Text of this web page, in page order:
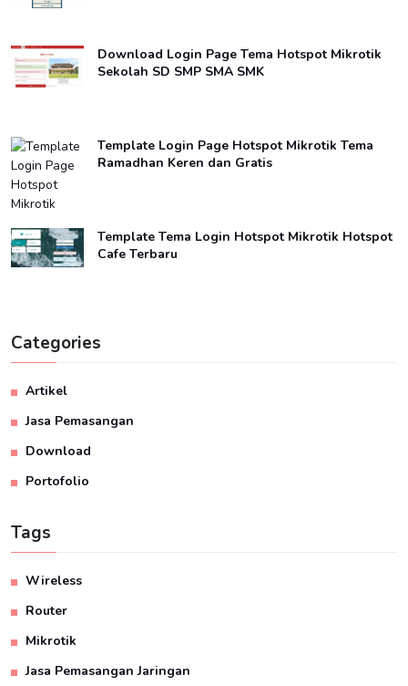
Download Login Page Tema Hotspot Mikrotik
Sekolah SD SMP SMA SMK
Template Login Page Hotspot Mikrotik Tema
Ramadhan Keren dan Gratis
Template Tema Login Hotspot Mikrotik Hotspot
Cafe Terbaru
Categories
Artikel
Jasa Pemasangan
Download
Portofolio
Tags
Wireless
Router
Mikrotik
Jasa Pemasangan Jaringan